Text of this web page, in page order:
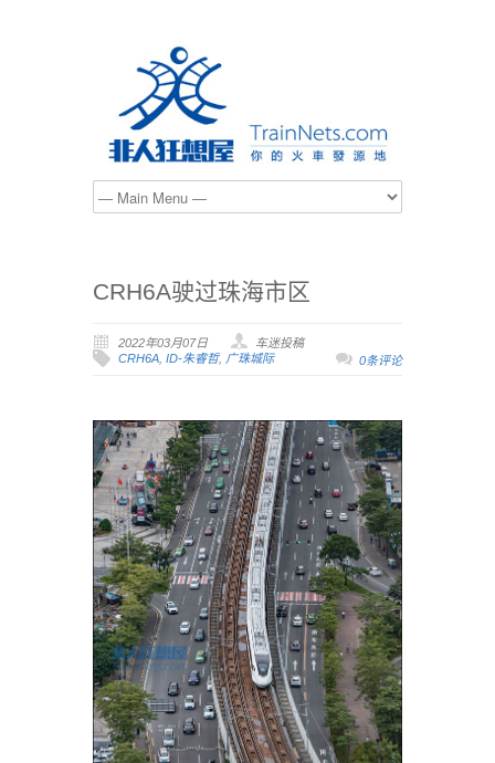
CRH6A驶过珠海市区
2022年03月07日
车迷投稿
CRH6A, ID-朱睿哲, 广珠城际 0条评论